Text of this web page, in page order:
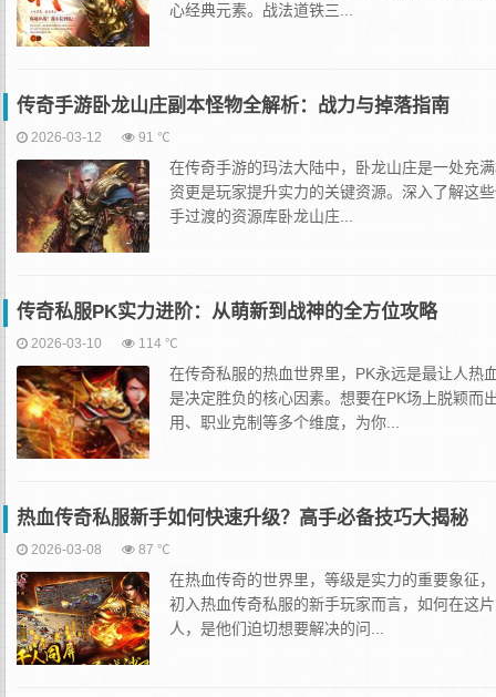
心经典元素。战法道铁三...
传奇手游卧龙山庄副本怪物全解析：战力与掉落指南
2026-03-12 91 ℃
在传奇手游的玛法大陆中，卧龙山庄是一处充
资更是玩家提升实力的关键资源。深入了解这
手过渡的资源库卧龙山庄...
传奇私服PK实力进阶：从萌新到战神的全方位攻略
2026-03-10 114 ℃
在传奇私服的热血世界里，PK永远是最让人热
是决定胜负的核心因素。想要在PK场上脱颖而
用、职业克制等多个维度，为你...
热血传奇私服新手如何快速升级？高手必备技巧大揭秘
2026-03-08 87 ℃
在热血传奇的世界里，等级是实力的重要象征
初入热血传奇私服的新手玩家而言，如何在这
人，是他们迫切想要解决的问...